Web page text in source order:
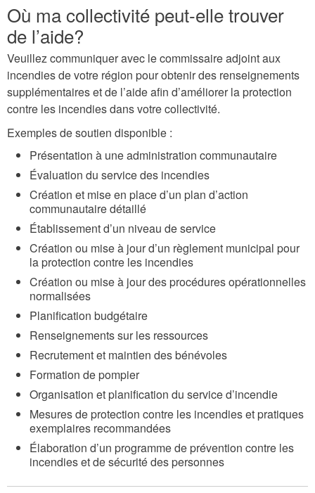
Où ma collectivité peut-elle trouver
de l’aide?
Veuillez communiquer avec le commissaire adjoint aux
incendies de votre région pour obtenir des renseignements
supplémentaires et de l’aide afin d’améliorer la protection
contre les incendies dans votre collectivité.
Exemples de soutien disponible :
Présentation à une administration communautaire
Évaluation du service des incendies
Création et mise en place d’un plan d’action
communautaire détaillé
Établissement d’un niveau de service
Création ou mise à jour d’un règlement municipal pour
la protection contre les incendies
Création ou mise à jour des procédures opérationnelles
normalisées
Planification budgétaire
Renseignements sur les ressources
Recrutement et maintien des bénévoles
Formation de pompier
Organisation et planification du service d’incendie
Mesures de protection contre les incendies et pratiques
exemplaires recommandées
Élaboration d’un programme de prévention contre les
incendies et de sécurité des personnes